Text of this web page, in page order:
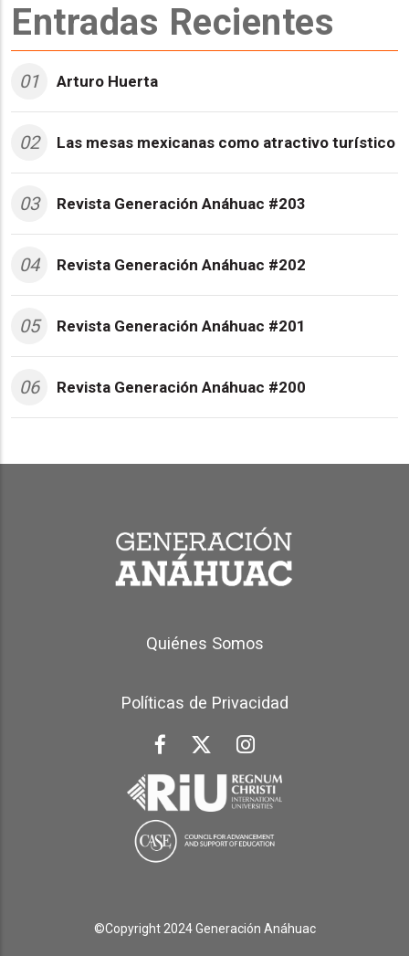
Entradas Recientes
01 Arturo Huerta
02 Las mesas mexicanas como atractivo turístico
03 Revista Generación Anáhuac #203
04 Revista Generación Anáhuac #202
05 Revista Generación Anáhuac #201
06 Revista Generación Anáhuac #200
Quiénes Somos
Políticas de Privacidad
©Copyright 2024 Generación Anáhuac